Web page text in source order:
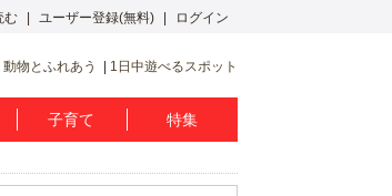
む ユーザー登録(無料) ログイン
動物とふれあう 1日中遊べるスポット
子育て 特集